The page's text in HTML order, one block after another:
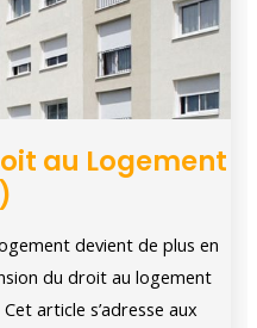
au Logement
devient de plus en
du droit au logement
article s’adresse aux